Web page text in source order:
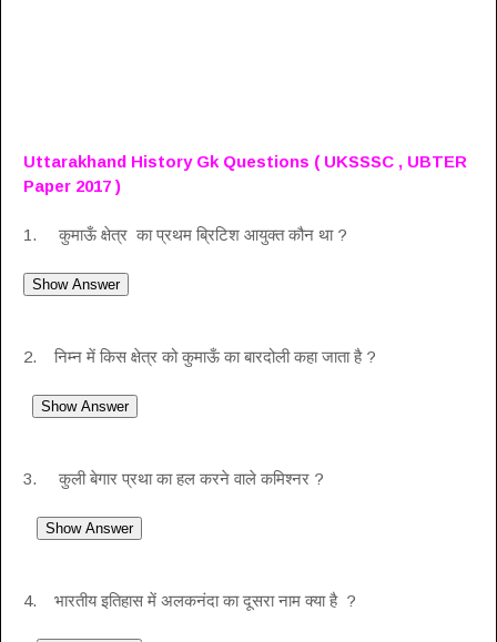
Uttarakhand History Gk Questions ( UKSSSC , UBTER
Paper 2017 )
1. कुमाऊँ क्षेत्र का प्रथम ब्रिटिश आयुक्त कौन था ?
2. निम्न में किस क्षेत्र को कुमाऊँ का बारदोली कहा जाता है ?
3. कुली बेगार प्रथा का हल करने वाले कमिश्नर ?
4. भारतीय इतिहास में अलकनंदा का दूसरा नाम क्या है ?